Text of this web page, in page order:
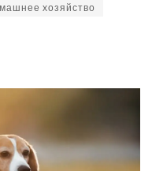
хозяйство